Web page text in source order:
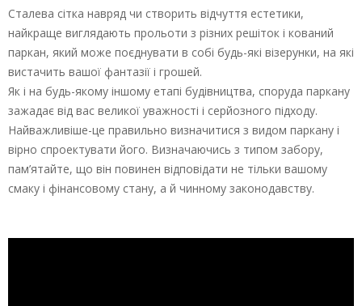
Сталева сітка навряд чи створить відчуття естетики,
найкраще виглядають прольоти з різних решіток і кований
паркан, який може поєднувати в собі будь-які візерунки, на які
вистачить вашої фантазії і грошей.
Як і на будь-якому іншому етапі будівництва, споруда паркану
зажадає від вас великої уважності і серйозного підходу.
Найважливіше-це правильно визначитися з видом паркану і
вірно спроектувати його. Визначаючись з типом забору,
пам’ятайте, що він повинен відповідати не тільки вашому
смаку і фінансовому стану, а й чинному законодавству.